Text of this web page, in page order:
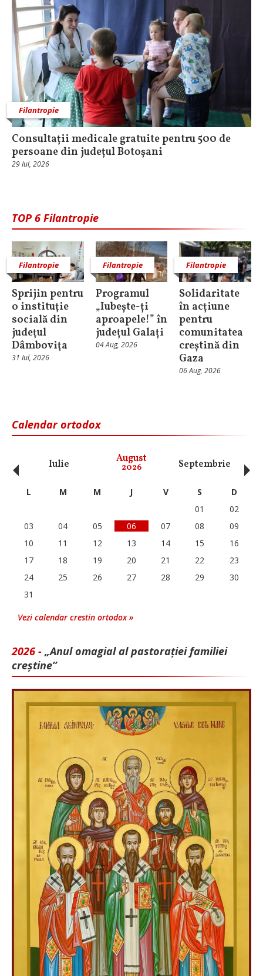
Filantropie
Consultații medicale gratuite pentru 500 de
persoane din județul Botoșani
29 Iul, 2026
TOP 6 Filantropie
Filantropie
Sprijin pentru
o instituţie
socială din
judeţul
Dâmboviţa
31 Iul, 2026
Filantropie
Programul
„Iubește-ți
aproapele!” în
județul Galați
04 Aug, 2026
Filantropie
Solidaritate
în acțiune
pentru
comunitatea
creștină din
Gaza
06 Aug, 2026
Calendar ortodox
Iulie August
2026 Septembrie
‹ L M M J V S
D
01
02
03
04 05 06 07 08
09
10
11 12 13 14 15
16
17
18 19 20 21 22
23
24
25 26 27 28 29
30
31
Vezi calendar crestin ortodox »
2026 - „Anul omagial al pastorației familiei
creștine”